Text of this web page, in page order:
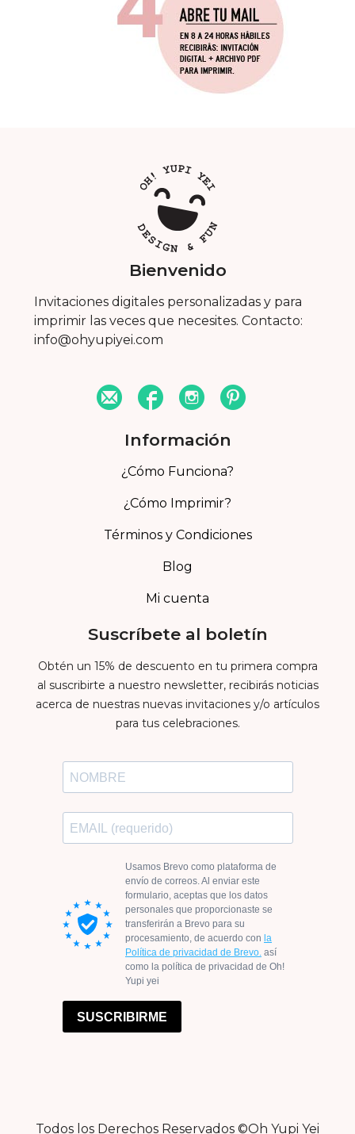
Bienvenido
Invitaciones digitales personalizadas y para
imprimir las veces que necesites. Contacto:
info@ohyupiyei.com
Información
¿Cómo Funciona?
¿Cómo Imprimir?
Términos y Condiciones
Blog
Mi cuenta
Suscríbete al boletín
Obtén un 15% de descuento en tu primera compra
al suscribirte a nuestro newsletter, recibirás noticias
acerca de nuestras nuevas invitaciones y/o artículos
para tus celebraciones.
Todos los Derechos Reservados ©Oh Yupi Yei